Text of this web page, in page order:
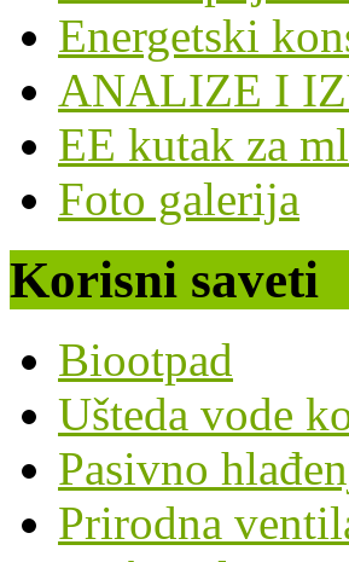
Energetski
ANALIZE I
EE kutak za
Foto galerija
Korisni saveti
Biootpad
Ušteda vode
Pasivno
Prirodna